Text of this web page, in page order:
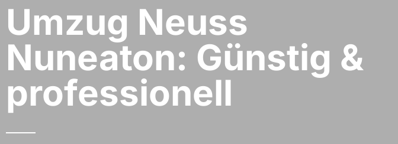
Umzug Neuss​
Nuneaton: Günstig &
professionell​